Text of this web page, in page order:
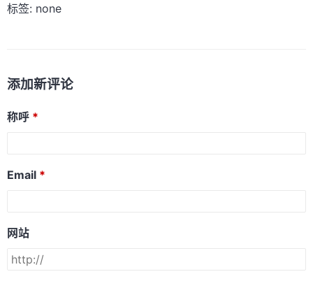
标签: none
添加新评论
称呼
Email
网站